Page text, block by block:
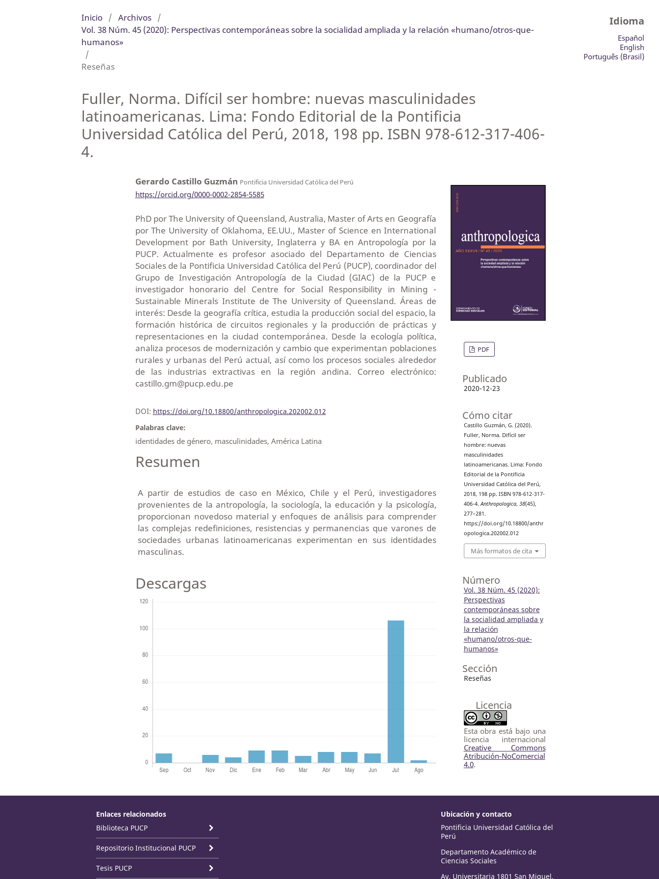
Inicio / Archivos /
Vol. 38 Núm. 45 (2020): Perspectivas contemporáneas sobre la socialidad ampliada y la relación «humano/otros-que-
humanos»
/
Reseñas
Fuller, Norma. Difícil ser hombre: nuevas masculinidades
latinoamericanas. Lima: Fondo Editorial de la Pontificia
Universidad Católica del Perú, 2018, 198 pp. ISBN 978-612-317-406-
4.
Gerardo Castillo Guzmán Pontificia Universidad Católica del Perú
https://orcid.org/0000-0002-2854-5585
PhD por The University of Queensland, Australia, Master of Arts en Geografía
por The University of Oklahoma, EE.UU., Master of Science en International
Development por Bath University, Inglaterra y BA en Antropología por la
PUCP. Actualmente es profesor asociado del Departamento de Ciencias
Sociales de la Pontificia Universidad Católica del Perú (PUCP), coordinador del
Grupo de Investigación Antropología de la Ciudad (GIAC) de la PUCP e
investigador honorario del Centre for Social Responsibility in Mining -
Sustainable Minerals Institute de The University of Queensland. Áreas de
interés: Desde la geografía crítica, estudia la producción social del espacio, la
formación histórica de circuitos regionales y la producción de prácticas y
representaciones en la ciudad contemporánea. Desde la ecología política,
analiza procesos de modernización y cambio que experimentan poblaciones
rurales y urbanas del Perú actual, así como los procesos sociales alrededor
de las industrias extractivas en la región andina. Correo electrónico:
castillo.gm@pucp.edu.pe
DOI: https://doi.org/10.18800/anthropologica.202002.012
Palabras clave:
identidades de género, masculinidades, América Latina
Resumen
A partir de estudios de caso en México, Chile y el Perú, investigadores
provenientes de la antropología, la sociología, la educación y la psicología,
proporcionan novedoso material y enfoques de análisis para comprender
las complejas redefiniciones, resistencias y permanencias que varones de
sociedades urbanas latinoamericanas experimentan en sus identidades
masculinas.
Descargas
PDF
Publicado
2020-12-23
Cómo citar
Castillo Guzmán, G. (2020).
Fuller, Norma. Difícil ser
hombre: nuevas
masculinidades
latinoamericanas. Lima: Fondo
Editorial de la Pontificia
Universidad Católica del Perú,
2018, 198 pp. ISBN 978-612-317-
406-4.Anthropologica, 38(45),
277–281.
https://doi.org/10.18800/anthr
opologica.202002.012
Más formatos de cita
Número
Vol. 38 Núm. 45 (2020):
Perspectivas
contemporáneas sobre
la socialidad ampliada y
la relación
«humano/otros-que-
humanos»
Sección
Reseñas
Licencia
Esta obra está bajo una
licencia internacional
Creative Commons
Atribución-NoComercial
4.0.
Idioma
Español
English
Português (Brasil)
Enlaces relacionados
Biblioteca PUCP
Repositorio Institucional PUCP
Tesis PUCP
Ubicación y contacto
Pontificia Universidad Católica del
Perú
Departamento Académico de
Ciencias Sociales
Av. Universitaria 1801 San Miguel,